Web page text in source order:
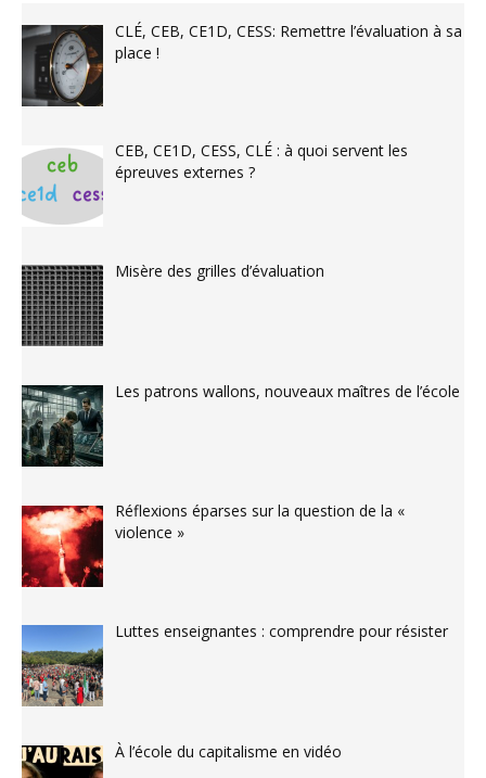
CLÉ, CEB, CE1D, CESS: Remettre l’évaluation à sa
place !
CEB, CE1D, CESS, CLÉ : à quoi servent les
épreuves externes ?
Misère des grilles d’évaluation
Les patrons wallons, nouveaux maîtres de l’école
Réflexions éparses sur la question de la «
violence »
Luttes enseignantes : comprendre pour résister
À l’école du capitalisme en vidéo